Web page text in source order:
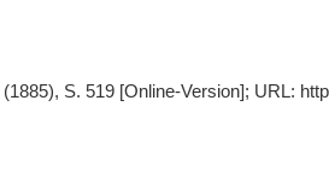
S. 519 [Online-Version]; URL: